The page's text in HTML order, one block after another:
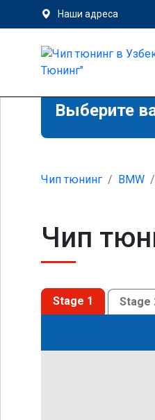
Наши адреса
Выберите
Чип тюнинг BMW
Чип
Stage 1 Stage